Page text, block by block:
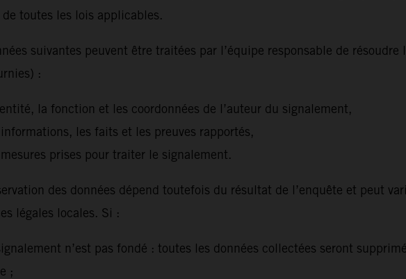
de toutes les lois applicables.
suivantes peuvent être traitées par l’équipe responsable de
:
la fonction et les coordonnées de l’auteur du signalement,
les faits et les preuves rapportés,
prises pour traiter le signalement.
des données dépend toutefois du résultat de l’enquête et peut
légales locales. Si :
n’est pas fondé : toutes les données collectées seront
;